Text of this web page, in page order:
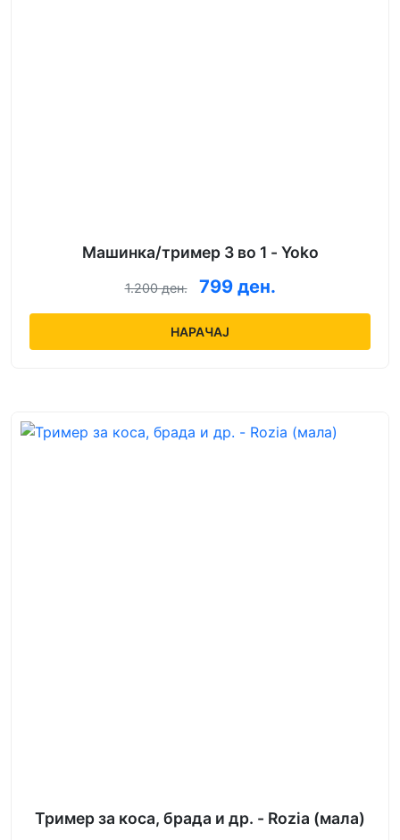
Машинка/тример 3 во 1 - Yoko
1.200 ден. 799 ден.
НАРАЧАЈ
Тример за коса, брада и др. - Rozia (мала)